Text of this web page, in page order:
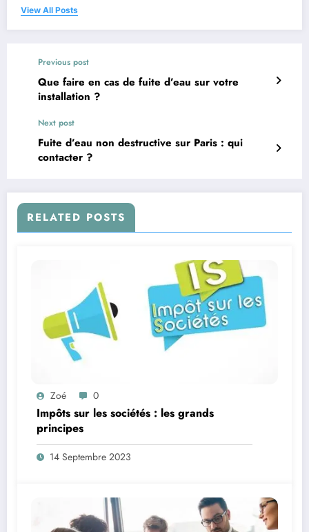
View All Posts
Previous post
Que faire en cas de fuite d’eau sur votre
installation ?
Next post
Fuite d’eau non destructive sur Paris : qui
contacter ?
RELATED POSTS
Zoé 0
Impôts sur les sociétés : les grands
principes
14 Septembre 2023